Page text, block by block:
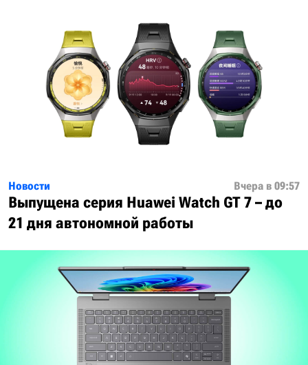
Новости Вчера в 09:57
Выпущена серия Huawei Watch GT 7 – до
21 дня автономной работы